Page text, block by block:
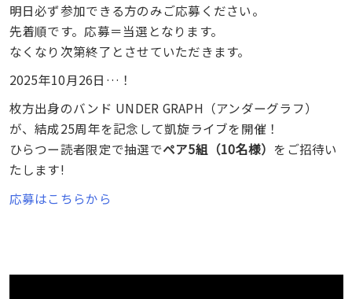
明日必ず参加できる方のみご応募ください。
先着順です。応募＝当選となります。
なくなり次第終了とさせていただきます。
2025年10月26日…！
枚方出身のバンド UNDER GRAPH（アンダーグラフ）
が、結成25周年を記念して凱旋ライブを開催！
ひらつー読者限定で抽選でペア5組（10名様） をご招待い
たします!
応募はこちらから